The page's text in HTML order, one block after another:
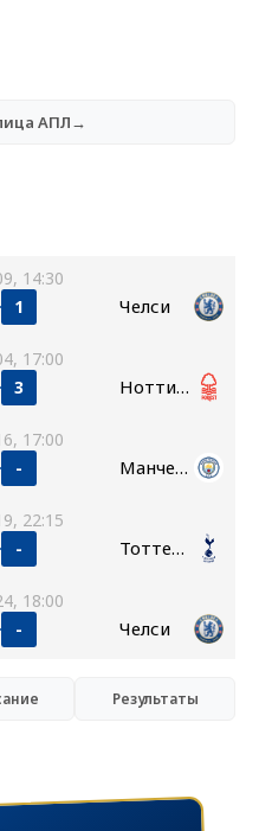
АПЛ→
14:30
1 Челси
17:00
3 Ноттингем Форест
17:00
- Манчестер Сити
22:15
- Тоттенхэм
18:00
- Челси
Результаты